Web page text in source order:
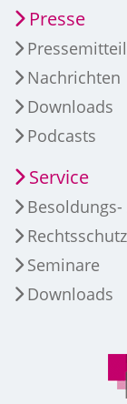
Presse
Nachrichten
Downloads
Podcasts
Service
Rechtsschutz
Seminare
Downloads